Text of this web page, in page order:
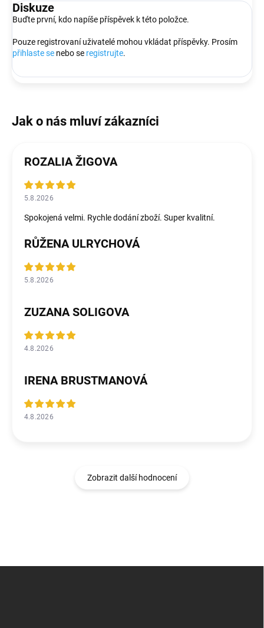
Diskuze
Buďte první, kdo napíše příspěvek k této položce.
Pouze registrovaní uživatelé mohou vkládat příspěvky. Prosím
přihlaste se nebo se registrujte.
ROZALIA ŽIGOVA
5.8.2026
Spokojená velmi. Rychle dodání zboží. Super kvalitní.
RŮŽENA ULRYCHOVÁ
5.8.2026
ZUZANA SOLIGOVA
4.8.2026
IRENA BRUSTMANOVÁ
4.8.2026
Zobrazit další hodnocení